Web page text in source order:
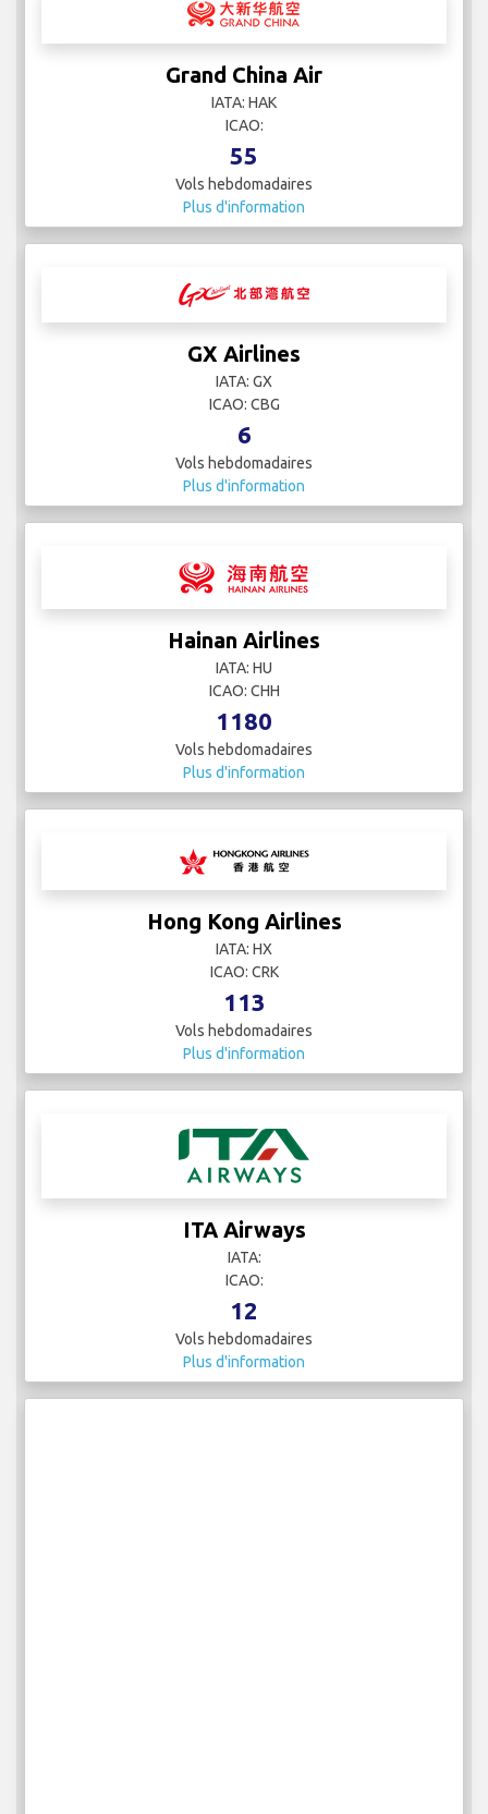
Grand China Air
IATA: HAK
ICAO:
55
Vols hebdomadaires
Plus d'information
GX Airlines
IATA: GX
ICAO: CBG
6
Vols hebdomadaires
Plus d'information
Hainan Airlines
IATA: HU
ICAO: CHH
1180
Vols hebdomadaires
Plus d'information
Hong Kong Airlines
IATA: HX
ICAO: CRK
113
Vols hebdomadaires
Plus d'information
ITA Airways
IATA:
ICAO:
12
Vols hebdomadaires
Plus d'information